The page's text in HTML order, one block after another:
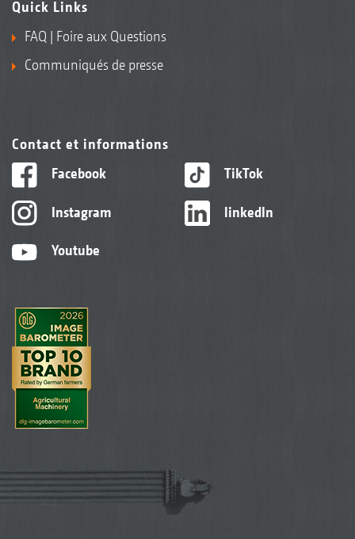
Quick Links
FAQ | Foire aux Questions
Communiqués de presse
Contact et informations
Facebook
Instagram
Youtube
TikTok
linkedIn